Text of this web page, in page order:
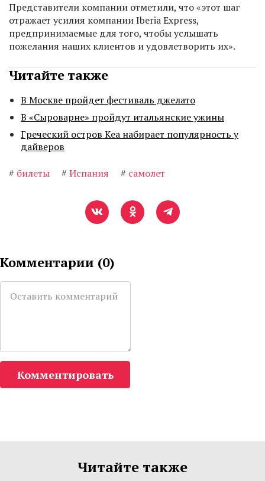
Представители компании отметили, что «этот шаг
отражает усилия компании Iberia Eхpress,
предпринимаемые для того, чтобы услышать
пожелания наших клиентов и удовлетворить их».
Читайте также
В Москве пройдет фестиваль джелато
В «Сыроварне» пройдут итальянские ужины
Греческий остров Кеа набирает популярность у
дайверов
# билеты # Испания # самолет
Комментарии (0)
Комментировать
Читайте также